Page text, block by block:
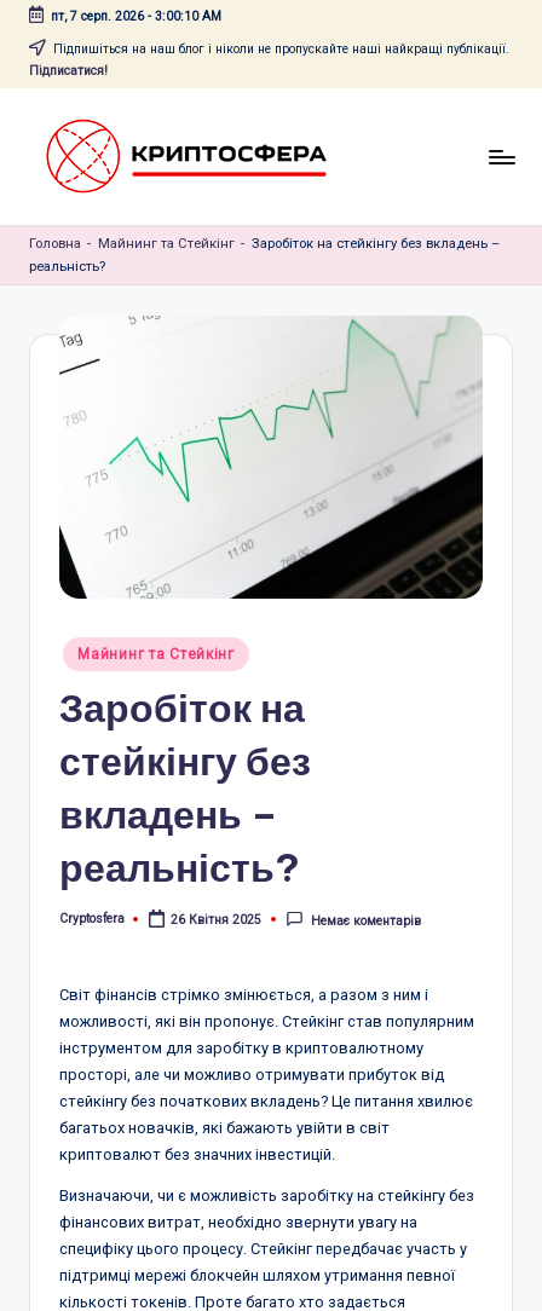
Перейти
пт, 7 серп. 2026- 3:00:11 AM
Підпишіться на наш блог і ніколи не пропускайте наші найкращі публікації.
Підписатися!
r
y
p
m
Головна - Майнинг та Стейкінг - Заробіток на стейкінгу без вкладень –
реальність?
Опубліковано
Майнинг та Стейкінг
Заробіток на
стейкінгу без
вкладень –
реальність?
Опубліковано
Cryptosfera 26 Квітня 2025 Немає коментарів
Світ фінансів стрімко змінюється, а разом з ним і
можливості, які він пропонує. Стейкінг став популярним
інструментом для заробітку в криптовалютному
просторі, але чи можливо отримувати прибуток від
стейкінгу без початкових вкладень? Це питання хвилює
багатьох новачків, які бажають увійти в світ
криптовалют без значних інвестицій.
Визначаючи, чи є можливість заробітку на стейкінгу без
фінансових витрат, необхідно звернути увагу на
специфіку цього процесу. Стейкінг передбачає участь у
підтримці мережі блокчейн шляхом утримання певної
кількості токенів. Проте багато хто задається